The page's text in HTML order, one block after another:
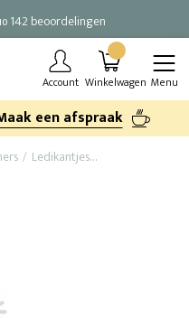
142 beoordelingen
Account Winkelwagen Menu
een afspraak
Ledikantjes